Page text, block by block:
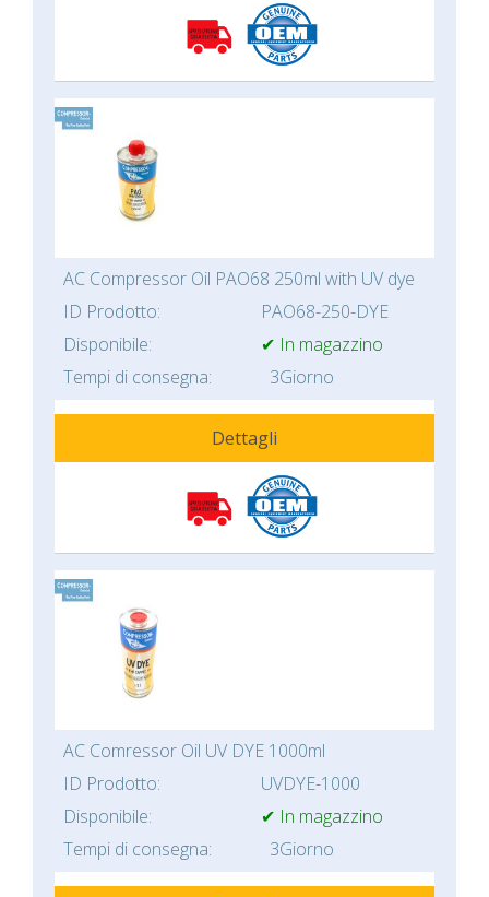
AC Compressor Oil PAO68 250ml with UV dye
ID Prodotto:
PAO68-250-DYE
Disponibile:
✔ In magazzino
Tempi di consegna:
3Giorno
Dettagli
AC Comressor Oil UV DYE 1000ml
ID Prodotto:
UVDYE-1000
Disponibile:
✔ In magazzino
Tempi di consegna:
3Giorno